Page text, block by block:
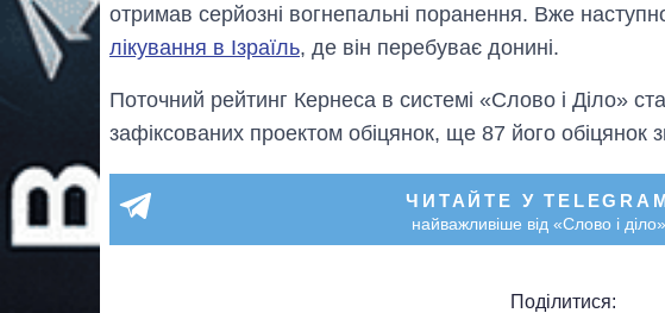
отримав серйозні вогнепальні поранення. Вже
лікування в Ізраїль, де він перебуває донині.
Поточний рейтинг Кернеса в системі «Слово і Діло»
зафіксованих проектом обіцянок, ще 87 його обіцянок
ЧИТАЙТЕ У
найважливіше від «Слово і діло»
Поділитися: